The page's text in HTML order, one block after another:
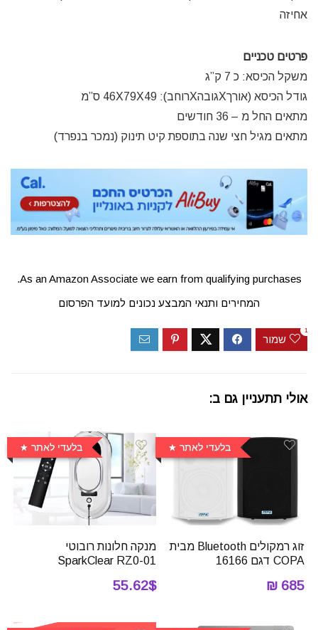
אחיזה
פרטים טכניים
משקל הכיסא: כ 7 ק”ג
גודל הכיסא (אורךXגובהXרוחב): 46X79X49 ס”מ
מתאים החל מ – 36 חודשים
מתאים מגיל חצי שנה בתוספת קיט תינוק (נמכר בנפרד)
As an Amazon Associate we earn from qualifying purchases.
המחירים ותנאי המבצע נכונים למועד הפרסום
שמור
1
אולי תתעניין גם ב:
בלעדי לאתר
זוג רמקולים Bluetooth מבית
COPA דגם 16166
685 ₪
בלעדי לאתר
מנקה חלונות רובוטי
SparkClear RZ0-01
55.62$